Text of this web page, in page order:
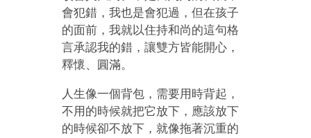
會犯錯，我也是會犯過，但在孩子
的面前，我就以住持和尚的這句格
言承認我的錯，讓雙方皆能開心，
釋懷、圓滿。
人生像一個背包，需要用時背起，
不用的時候就把它放下，應該放下
的時候卻不放下，就像拖著沉重的